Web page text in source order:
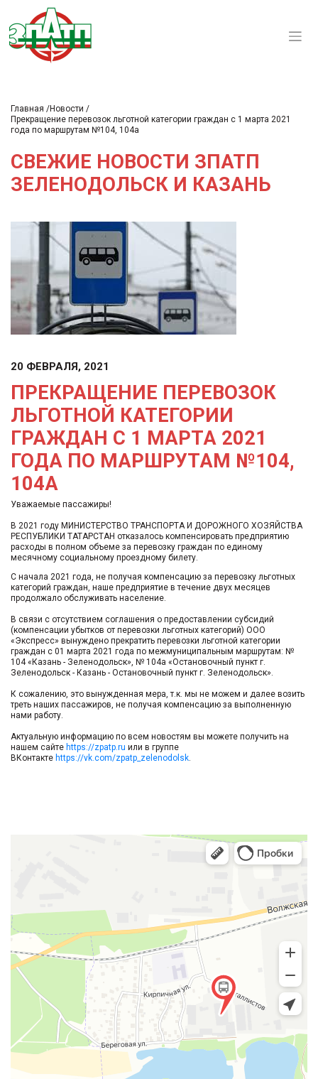
Главная
Новости
Прекращение перевозок льготной категории граждан с 1 марта 2021
года по маршрутам №104, 104а
СВЕЖИЕ НОВОСТИ ЗПАТП
ЗЕЛЕНОДОЛЬСК И КАЗАНЬ
20 ФЕВРАЛЯ, 2021
ПРЕКРАЩЕНИЕ ПЕРЕВОЗОК
ЛЬГОТНОЙ КАТЕГОРИИ
ГРАЖДАН С 1 МАРТА 2021
ГОДА ПО МАРШРУТАМ №104,
104А
Уважаемые пассажиры!
В 2021 году МИНИСТЕРСТВО ТРАНСПОРТА И ДОРОЖНОГО ХОЗЯЙСТВА
РЕСПУБЛИКИ ТАТАРСТАН отказалось компенсировать предприятию
расходы в полном объеме за перевозку граждан по единому
месячному социальному проездному билету.
С начала 2021 года, не получая компенсацию за перевозку льготных
категорий граждан, наше предприятие в течение двух месяцев
продолжало обслуживать население.
В связи с отсутствием соглашения о предоставлении субсидий
(компенсации убытков от перевозки льготных категорий) ООО
«Экспресс» вынуждено прекратить перевозки льготной категории
граждан с 01 марта 2021 года по межмуниципальным маршрутам: №
104 «Казань - Зеленодольск», № 104а «Остановочный пункт г.
Зеленодольск - Казань - Остановочный пункт г. Зеленодольск».
К сожалению, это вынужденная мера, т.к. мы не можем и далее возить
треть наших пассажиров, не получая компенсацию за выполненную
нами работу.
Актуальную информацию по всем новостям вы можете получить на
нашем сайте https://zpatp.ru или в группе
ВКонтакте https://vk.com/zpatp_zelenodolsk